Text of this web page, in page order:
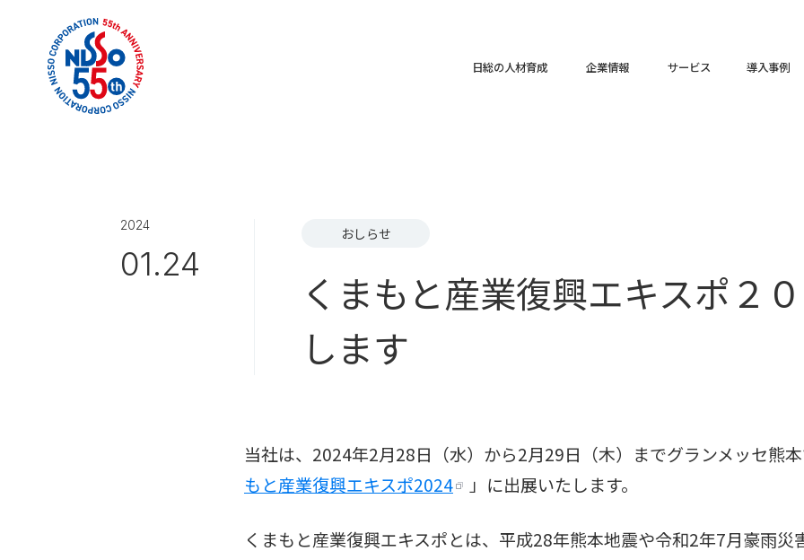
日総の人材育成 企業情報 サービス 導入事例
2024
01.24
おしらせ
くまもと産業復興エキスポ２
します
当社は、2024年2月28日（水）から2月29日（木）までグランメッセ熊
もと産業復興エキスポ2024
」に出展いたします。
くまもと産業復興エキスポとは、平成28年熊本地震や令和2年7月豪雨災